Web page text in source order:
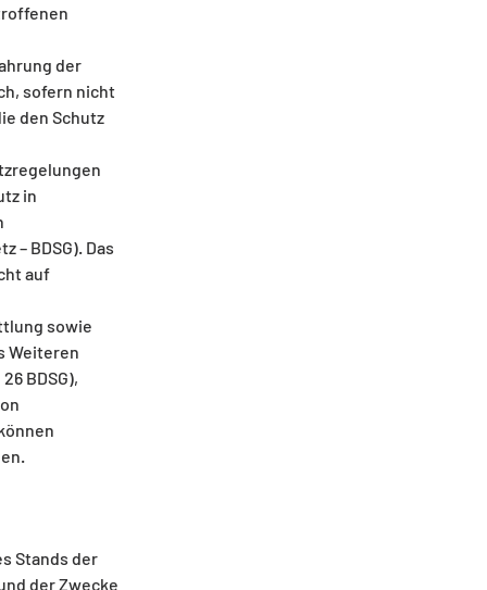
der
sofern nicht
den Schutz
in
BDSG). Das
auf
sowie
Weiteren
BDSG),
Stands der
der Zwecke